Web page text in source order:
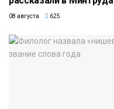
08 августа 625